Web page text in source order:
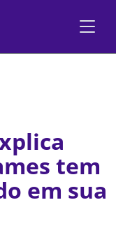
tem
em sua